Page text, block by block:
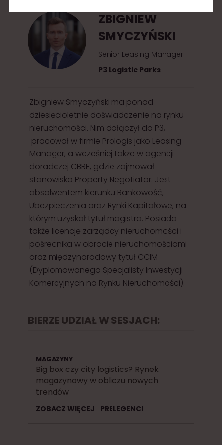
ZBIGNIEW
SMYCZYŃSKI
Senior Leasing Manager
P3 Logistic Parks
Zbigniew Smyczyński ma ponad
dziesięcioletnie doświadczenie na rynku
nieruchomości. Nim dołączył do P3,
pracował w firmie Prologis jako Leasing
Manager, a wcześniej także w agencji
doradczej CBRE, gdzie zajmował
stanowisko Property Negotiator. Jest
absolwentem kierunku Bankowość,
Ubezpieczenia oraz Rynki Kapitałowe, na
którym uzyskał tytuł magistra. Posiada
także licencję zarządcy nieruchomości i
pośrednika w obrocie nieruchomościami
oraz międzynarodowy tytuł CCIM
(Dyplomowanego Specjalisty Inwestycji
Komercyjnych na Rynku Nieruchomości).
BIERZE UDZIAŁ W SESJACH:
MAGAZYNY
Big box czy city logistics? Rynek
magazynowy w obliczu nowych
trendów
ZOBACZ WIĘCEJ PRELEGENCI